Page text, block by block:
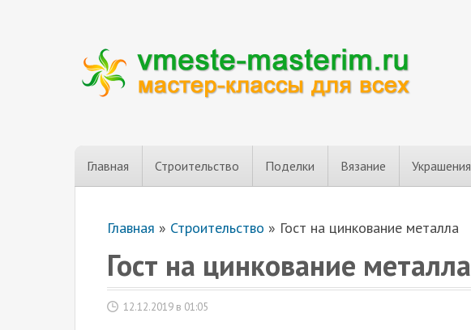
Главная Строительство Поделки Вязание Украшения
Главная » Строительство » Гост на цинкование металла
Гост на цинкование металла
12.12.2019 в 01:05